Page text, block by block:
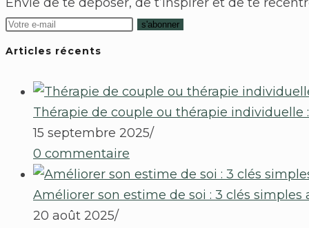
s'abonner
Articles récents
Thérapie de couple ou thérapie
15 septembre 2025/
0 commentaire
Améliorer son estime de soi : 3 clés
20 août 2025/